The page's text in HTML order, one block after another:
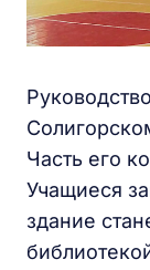
Часть его
Учащиеся
здание